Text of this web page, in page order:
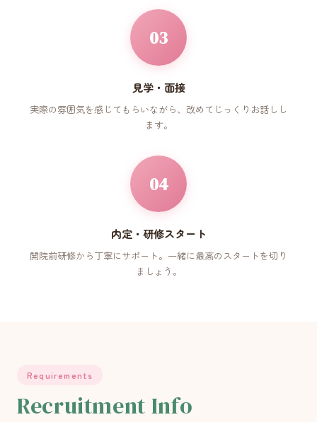
03
見学・面接
実際の雰囲気を感じてもらいながら、改めてじっくりお話しし
ます。
04
内定・研修スタート
開院前研修から丁寧にサポート。一緒に最高のスタートを切り
ましょう。
Requirements
Recruitment Info